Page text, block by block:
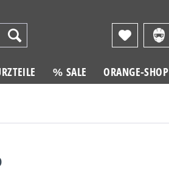
% SALE ORANGE-SHOP